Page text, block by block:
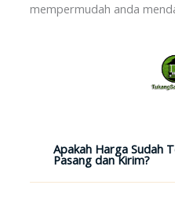
mempermudah anda
Apakah Harga Sudah
Pasang dan Kirim?